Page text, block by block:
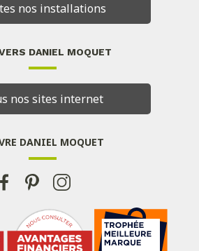
nos installations
DANIEL MOQUET
nos sites internet
DANIEL MOQUET